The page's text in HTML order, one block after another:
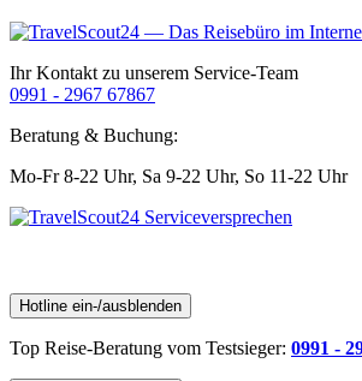
Ihr Kontakt zu unserem Service-Team
0991 - 2967 67867
Beratung & Buchung:
Mo-Fr 8-22 Uhr, Sa 9-22 Uhr, So 11-22 Uhr
Hotline ein-/ausblenden
Top Reise-Beratung vom Testsieger: 0991 -